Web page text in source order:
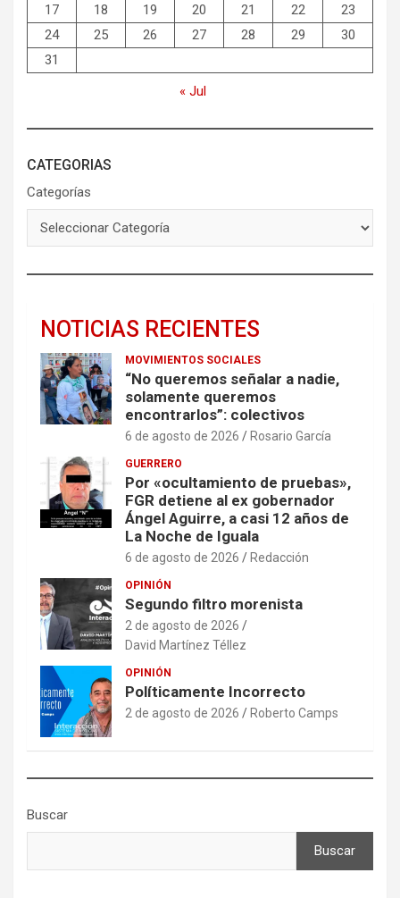
17
18 19 20 21 22
23
24
25 26 27 28 29
30
31
« Jul
CATEGORIAS
Categorías
NOTICIAS RECIENTES
MOVIMIENTOS SOCIALES
“No queremos señalar a nadie,
solamente queremos
encontrarlos”: colectivos
6 de agosto de 2026 Rosario García
GUERRERO
Por «ocultamiento de pruebas»,
FGR detiene al ex gobernador
Ángel Aguirre, a casi 12 años de
La Noche de Iguala
6 de agosto de 2026 Redacción
OPINIÓN
Segundo filtro morenista
2 de agosto de 2026
David Martínez Téllez
OPINIÓN
Políticamente Incorrecto
2 de agosto de 2026 Roberto Camps
Buscar
Buscar